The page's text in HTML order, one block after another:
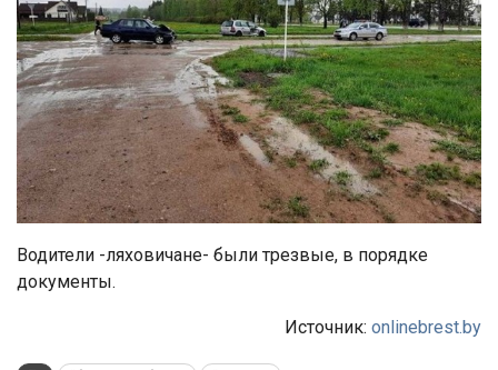
Водители -ляховичане- были трезвые, в порядке
документы.
Источник: onlinebrest.by